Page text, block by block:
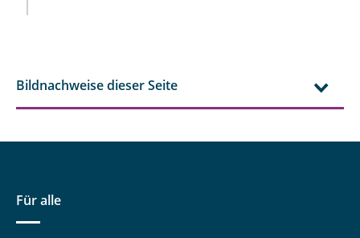
Bildnachweise dieser Seite
Für alle